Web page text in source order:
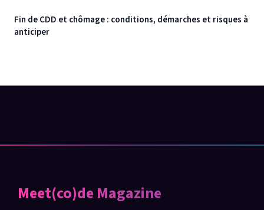
Fin de CDD et chômage : conditions, démarches et risques à
anticiper
Meet(co)de Magazine